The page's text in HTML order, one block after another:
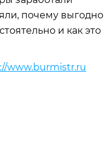
почему выгодно
и как это
www.burmistr.ru